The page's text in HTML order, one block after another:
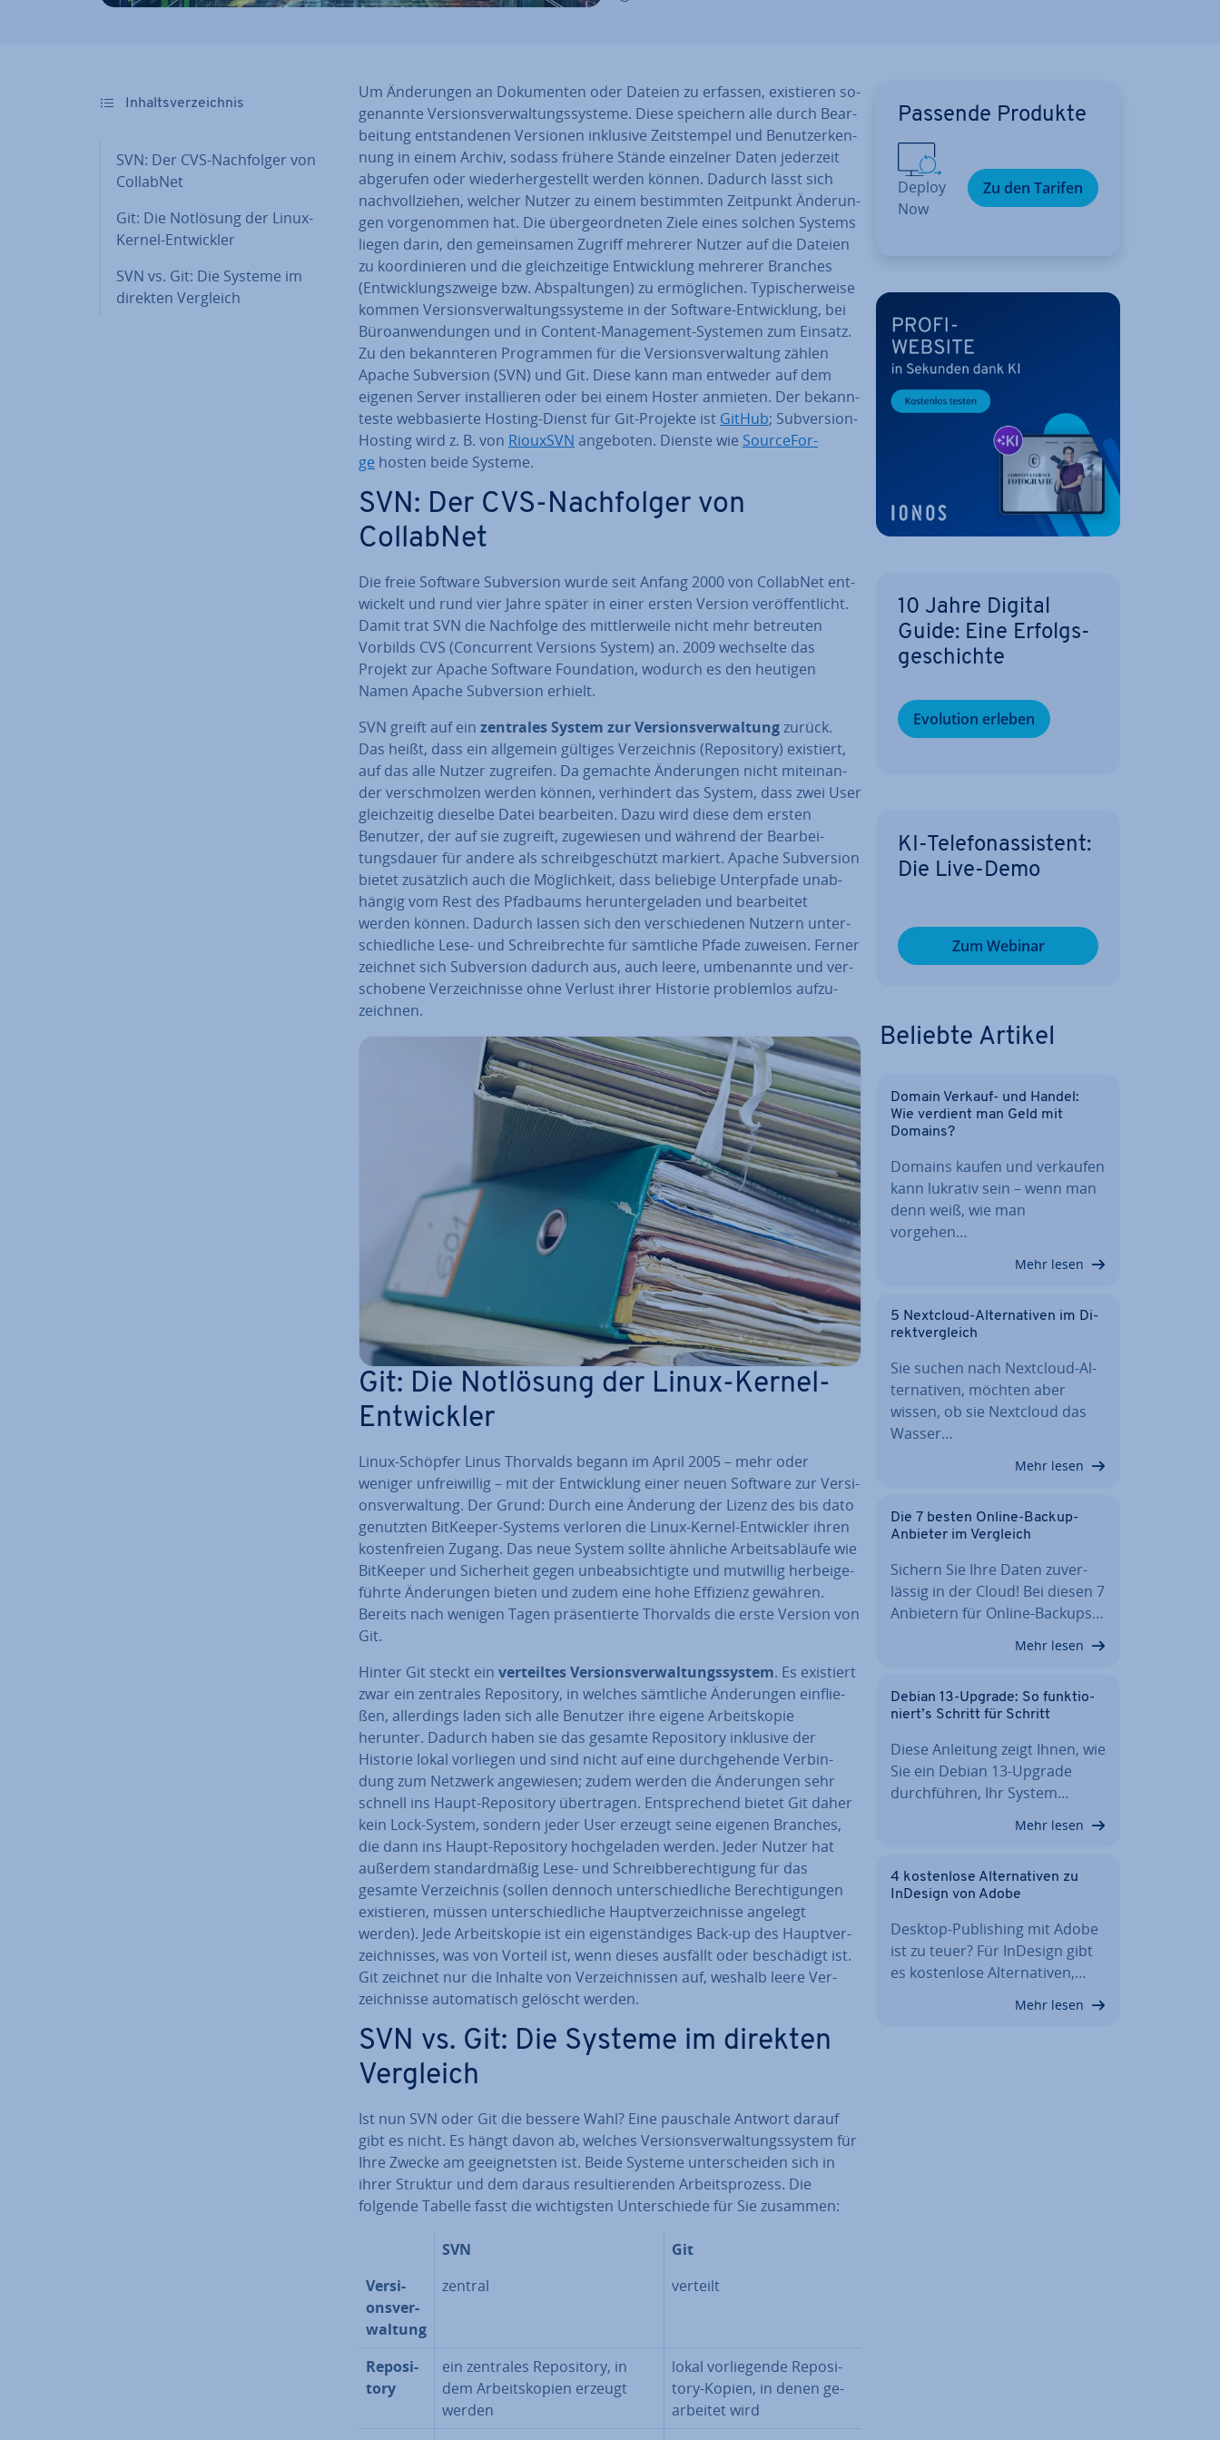
In­halts­ver­zeich­nis
SVN: Der CVS-Nach­fol­ger von
CollabNet
Git: Die Notlösung der Linux-
Kernel-Ent­wick­ler
SVN vs. Git: Die Systeme im
direkten Vergleich
Um Än­de­run­gen an Do­ku­men­ten oder Dateien zu erfassen, exis­tie­ren so­
ge­nann­te Ver­si­ons­ver­wal­tungs­sys­te­me. Diese speichern alle durch Be­ar­
bei­tung ent­stan­de­nen Versionen inklusive Zeit­stem­pel und Be­nut­zer­ken­
nung in einem Archiv, sodass frühere Stände einzelner Daten jederzeit
abgerufen oder wie­der­her­ge­stellt werden können. Dadurch lässt sich
nach­voll­zie­hen, welcher Nutzer zu einem be­stimm­ten Zeitpunkt Än­de­run­
gen vor­ge­nom­men hat. Die über­ge­ord­ne­ten Ziele eines solchen Systems
liegen darin, den ge­mein­sa­men Zugriff mehrerer Nutzer auf die Dateien
zu ko­or­di­nie­ren und die gleich­zei­ti­ge Ent­wick­lung mehrerer Branches
(Ent­wick­lungs­zwei­ge bzw. Ab­spal­tun­gen) zu er­mög­li­chen. Ty­pi­scher­wei­se
kommen Ver­si­ons­ver­wal­tungs­sys­te­me in der Software-Ent­wick­lung, bei
Bü­ro­an­wen­dun­gen und in Content-Ma­nage­ment-Systemen zum Einsatz.
Zu den be­kann­te­ren Pro­gram­men für die Ver­si­ons­ver­wal­tung zählen
Apache Sub­ver­si­on (SVN) und Git. Diese kann man entweder auf dem
eigenen Server in­stal­lie­ren oder bei einem Hoster anmieten. Der be­kann­
tes­te web­ba­sier­te Hosting-Dienst für Git-Projekte ist GitHub; Sub­ver­si­on-
Hosting wird z. B. von RiouxSVN angeboten. Dienste wie SourceF­or­
ge hosten beide Systeme.
SVN: Der CVS-Nach­fol­ger von
CollabNet
Die freie Software Sub­ver­si­on wurde seit Anfang 2000 von CollabNet ent­
wi­ckelt und rund vier Jahre später in einer ersten Version ver­öf­fent­licht.
Damit trat SVN die Nachfolge des mitt­ler­wei­le nicht mehr betreuten
Vorbilds CVS (Con­cur­rent Versions System) an. 2009 wechselte das
Projekt zur Apache Software Foun­da­ti­on, wodurch es den heutigen
Namen Apache Sub­ver­si­on erhielt.
SVN greift auf ein zentrales System zur Ver­si­ons­ver­wal­tungzurück.
Das heißt, dass ein allgemein gültiges Ver­zeich­nis (Re­po­si­to­ry) existiert,
auf das alle Nutzer zugreifen. Da gemachte Än­de­run­gen nicht mit­ein­an­
der ver­schmol­zen werden können, ver­hin­dert das System, dass zwei User
gleich­zei­tig dieselbe Datei be­ar­bei­ten. Dazu wird diese dem ersten
Benutzer, der auf sie zugreift, zu­ge­wie­sen und während der Be­ar­bei­
tungs­dau­er für andere als schreib­ge­schützt markiert. Apache Sub­ver­si­on
bietet zu­sätz­lich auch die Mög­lich­keit, dass beliebige Un­ter­pfa­de un­ab­
hän­gig vom Rest des Pfadbaums her­un­ter­ge­la­den und be­ar­bei­tet
werden können. Dadurch lassen sich den ver­schie­de­nen Nutzern un­ter­
schied­li­che Lese- und Schreib­rech­te für sämtliche Pfade zuweisen. Ferner
zeichnet sich Sub­ver­si­on dadurch aus, auch leere, um­be­nann­te und ver­
scho­be­ne Ver­zeich­nis­se ohne Verlust ihrer Historie pro­blem­los auf­zu­
zeich­nen.
Git: Die Notlösung der Linux-Kernel-
Ent­wick­ler
Linux-Schöpfer Linus Thorvalds begann im April 2005 – mehr oder
weniger un­frei­wil­lig – mit der Ent­wick­lung einer neuen Software zur Ver­si­
ons­ver­wal­tung. Der Grund: Durch eine Änderung der Lizenz des bis dato
genutzten BitKeeper-Systems verloren die Linux-Kernel-Ent­wick­ler ihren
kos­ten­frei­en Zugang. Das neue System sollte ähnliche Ar­beits­ab­läu­fe wie
BitKeeper und Si­cher­heit gegen un­be­ab­sich­tig­te und mutwillig her­bei­ge­
führ­te Än­de­run­gen bieten und zudem eine hohe Effizienz gewähren.
Bereits nach wenigen Tagen prä­sen­tier­te Thorvalds die erste Version von
Git.
Hinter Git steckt ein ver­teil­tes Ver­si­ons­ver­wal­tungs­sys­tem. Es existiert
zwar ein zentrales Re­po­si­to­ry, in welches sämtliche Än­de­run­gen ein­flie­
ßen, al­ler­dings laden sich alle Benutzer ihre eigene Ar­beits­ko­pie
herunter. Dadurch haben sie das gesamte Re­po­si­to­ry inklusive der
Historie lokal vorliegen und sind nicht auf eine durch­ge­hen­de Ver­bin­
dung zum Netzwerk an­ge­wie­sen; zudem werden die Än­de­run­gen sehr
schnell ins Haupt-Re­po­si­to­ry über­tra­gen. Ent­spre­chend bietet Git daher
kein Lock-System, sondern jeder User erzeugt seine eigenen Branches,
die dann ins Haupt-Re­po­si­to­ry hoch­ge­la­den werden. Jeder Nutzer hat
außerdem stan­dard­mä­ßig Lese- und Schreib­be­rech­ti­gung für das
gesamte Ver­zeich­nis (sollen dennoch un­ter­schied­li­che Be­rech­ti­gun­gen
exis­tie­ren, müssen un­ter­schied­li­che Haupt­ver­zeich­nis­se angelegt
werden). Jede Ar­beits­ko­pie ist ein ei­gen­stän­di­ges Back-up des Haupt­ver­
zeich­nis­ses, was von Vorteil ist, wenn dieses ausfällt oder be­schä­digt ist.
Git zeichnet nur die Inhalte von Ver­zeich­nis­sen auf, weshalb leere Ver­
zeich­nis­se au­to­ma­tisch gelöscht werden.
SVN vs. Git: Die Systeme im direkten
Vergleich
Ist nun SVN oder Git die bessere Wahl? Eine pauschale Antwort darauf
gibt es nicht. Es hängt davon ab, welches Ver­si­ons­ver­wal­tungs­sys­tem für
Ihre Zwecke am ge­eig­nets­ten ist. Beide Systeme un­ter­schei­den sich in
ihrer Struktur und dem daraus re­sul­tie­ren­den Ar­beits­pro­zess. Die
folgende Tabelle fasst die wich­tigs­ten Un­ter­schie­de für Sie zusammen:
SVN
Git
Ver­si­
ons­ver­
wal­tung
zentral verteilt
Re­po­si­
to­ry
ein zentrales Re­po­si­to­ry, in
dem Ar­beits­ko­pien erzeugt
werden
lokal vor­lie­gen­de Re­po­si­
to­ry-Kopien, in denen ge­
ar­bei­tet wird
Passende Produkte
Deploy
Now
Zu den Tarifen
10 Jahre Digital
Guide: Eine Er­folgs­
ge­schich­te
Evolution erleben
KI-Te­le­fon­as­sis­tent:
Die Live-Demo
Zum Webinar
Beliebte Artikel
Domain Verkauf- und Handel:
Wie verdient man Geld mit
Domains?
Domains kaufen und verkaufen
kann lukrativ sein – wenn man
denn weiß, wie man
vorgehen…
Mehr lesen
5 Nextcloud-Al­ter­na­ti­ven im Di­
rekt­ver­gleich
Sie suchen nach Nextcloud-Al­
ter­na­ti­ven, möchten aber
wissen, ob sie Nextcloud das
Wasser…
Mehr lesen
Die 7 besten Online-Backup-
Anbieter im Vergleich
Sichern Sie Ihre Daten zu­ver­
läs­sig in der Cloud! Bei diesen 7
Anbietern für Online-Backups…
Mehr lesen
Debian 13-Upgrade: So funk­tio­
niert’s Schritt für Schritt
Diese Anleitung zeigt Ihnen, wie
Sie ein Debian 13-Upgrade
durch­füh­ren, Ihr System…
Mehr lesen
4 kos­ten­lo­se Al­ter­na­ti­ven zu
InDesign von Adobe
Desktop-Pu­bli­shing mit Adobe
ist zu teuer? Für InDesign gibt
es kos­ten­lo­se Al­ter­na­ti­ven,…
Mehr lesen